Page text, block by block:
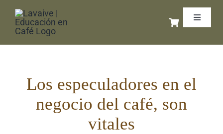
Saltar
Toggle
Inicio
Los especuladores en el
negocio del café, son
vitales